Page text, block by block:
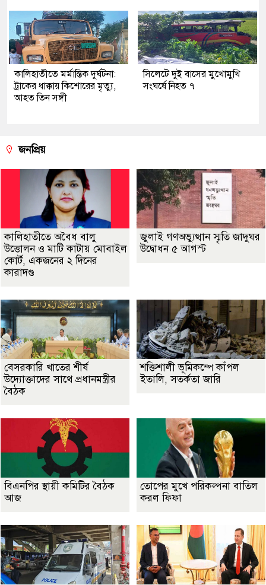
কালিহাতীতে মর্মান্তিক দুর্ঘটনা:
ট্রাকের ধাক্কায় কিশোরের মৃত্যু,
আহত তিন সঙ্গী
সিলেটে দুই বাসের মুখোমুখি
সংঘর্ষে নিহত ৭
জনপ্রিয়
কালিহাতীতে অবৈধ বালু
উত্তোলন ও মাটি কাটায় মোবাইল
কোর্ট, একজনের ২ দিনের
কারাদণ্ড
জুলাই গণঅভ্যুত্থান স্মৃতি জাদুঘর
উদ্বোধন ৫ আগস্ট
বেসরকারি খাতের শীর্ষ
উদ্যোক্তাদের সাথে প্রধানমন্ত্রীর
বৈঠক
শক্তিশালী ভূমিকম্পে কাঁপল
ইতালি, সতর্কতা জারি
বিএনপির স্থায়ী কমিটির বৈঠক
আজ
তোপের মুখে পরিকল্পনা বাতিল
করল ফিফা